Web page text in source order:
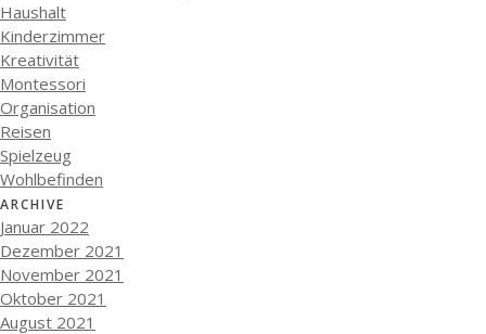
Haushalt
Kinderzimmer
Kreativität
Montessori
Organisation
Reisen
Spielzeug
Wohlbefinden
ARCHIVE
Januar 2022
Dezember 2021
November 2021
Oktober 2021
August 2021